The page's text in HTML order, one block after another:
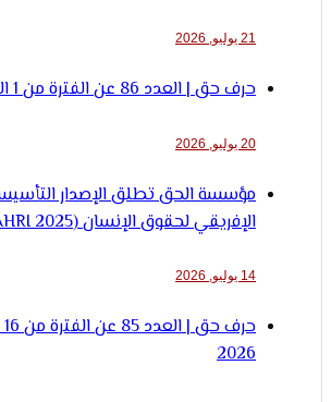
حرف حق | العدد 86 عن الفترة من 1 الي 15 يوليو 2026
مؤسسة الحق تطلق الإصدار التأسيسي
الإفريقي لحقوق الإنسان (AHRI 2025)
حرف حق |